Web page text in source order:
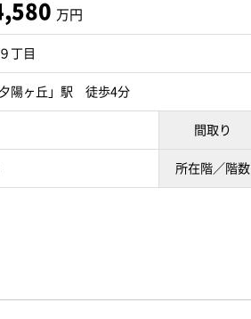
万円
丁目
陽ヶ丘」駅 徒歩4分
間取り
所在階／階数